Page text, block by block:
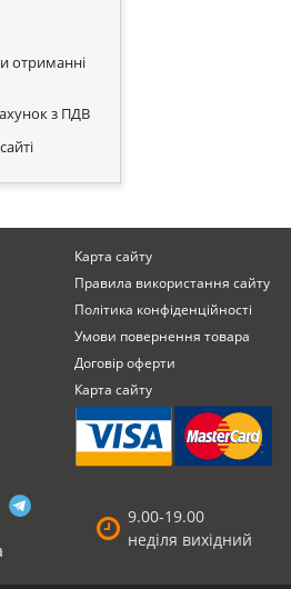
отриманні
з ПДВ
Карта сайту
Правила використання сайту
Політика конфіденційності
Умови повернення товарa
Договір оферти
Карта сайту
9.00-19.00
неділя вихідний